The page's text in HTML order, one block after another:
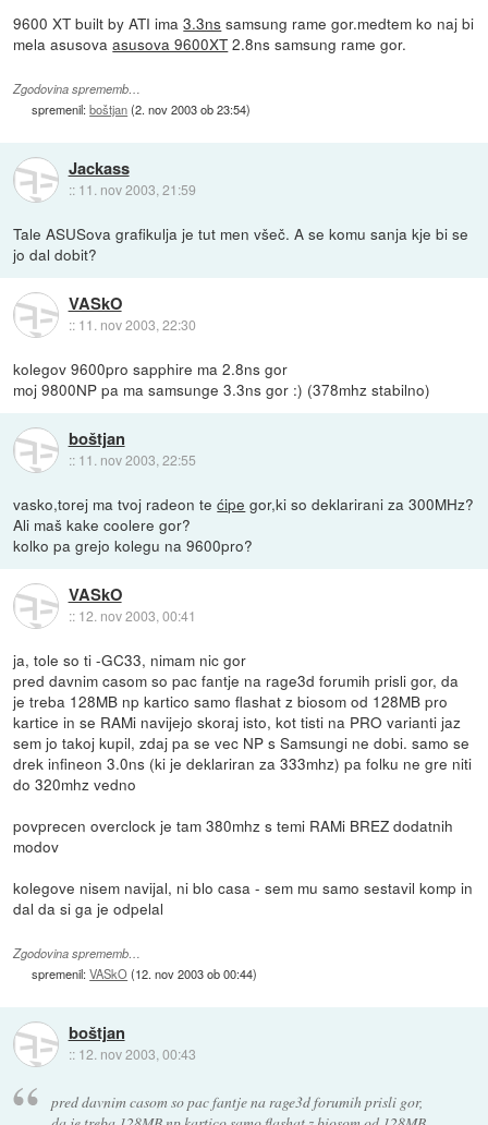
9600 XT built by ATI ima3.3ns samsung rame gor.medtem ko naj bi
mela asusovaasusova 9600XT 2.8ns samsung rame gor.
Zgodovina sprememb…
spremenil:boštjan(2. nov 2003 ob 23:54)
Jackass
:: 11. nov 2003, 21:59
Tale ASUSova grafikulja je tut men všeč. A se komu sanja kje bi se
jo dal dobit?
VASkO
:: 11. nov 2003, 22:30
kolegov 9600pro sapphire ma 2.8ns gor
moj 9800NP pa ma samsunge 3.3ns gor :) (378mhz stabilno)
boštjan
:: 11. nov 2003, 22:55
vasko,torej ma tvoj radeon tećipe gor,ki so deklarirani za 300MHz?
Ali maš kake coolere gor?
kolko pa grejo kolegu na 9600pro?
VASkO
:: 12. nov 2003, 00:41
ja, tole so ti -GC33, nimam nic gor
pred davnim casom so pac fantje na rage3d forumih prisli gor, da
je treba 128MB np kartico samo flashat z biosom od 128MB pro
kartice in se RAMi navijejo skoraj isto, kot tisti na PRO varianti jaz
sem jo takoj kupil, zdaj pa se vec NP s Samsungi ne dobi. samo se
drek infineon 3.0ns (ki je deklariran za 333mhz) pa folku ne gre niti
do 320mhz vedno
povprecen overclock je tam 380mhz s temi RAMi BREZ dodatnih
modov
kolegove nisem navijal, ni blo casa - sem mu samo sestavil komp in
dal da si ga je odpelal
Zgodovina sprememb…
spremenil:VASkO(12. nov 2003 ob 00:44)
boštjan
:: 12. nov 2003, 00:43
pred davnim casom so pac fantje na rage3d forumih prisli gor,